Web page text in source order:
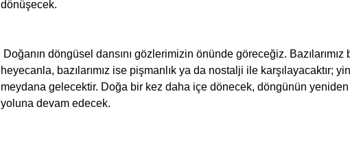
dönüşecek.
heyecanla, bazılarımız ise pişmanlık ya da nostalji ile karşılayacaktır;
meydana gelecektir. Doğa bir kez daha içe dönecek, döngünün yeniden
yoluna devam edecek.